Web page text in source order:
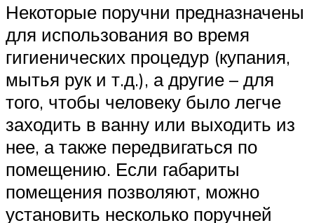
Некоторые поручни предназначены
для использования во время
гигиенических процедур (купания,
мытья рук и т.д.), а другие – для
того, чтобы человеку было легче
заходить в ванну или выходить из
нее, а также передвигаться по
помещению. Если габариты
помещения позволяют, можно
установить несколько поручней